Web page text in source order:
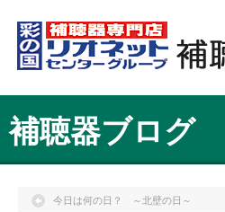
補聴器ブログ
今日は何の日？ ～北壁の日～